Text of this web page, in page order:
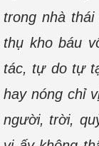
trong nhà
thụ kho báu
tác, tự do tự
hay nóng chỉ
người, trời,